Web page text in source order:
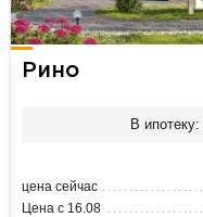
Рино
В ипотеку:
цена сейчас
Цена с 16.08